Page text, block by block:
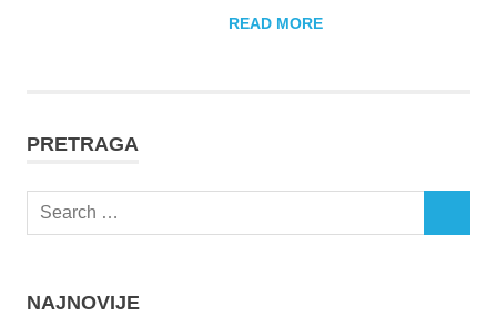
READ MORE
PRETRAGA
Search
NAJNOVIJE